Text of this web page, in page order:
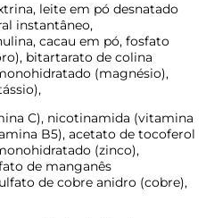
leite em pó desnatado
instantâneo,
cacau em pó, fosfato
bitartarato de colina
(magnésio),
C), nicotinamida (vitamina
B5), acetato de tocoferol
(zinco),
de manganês
de cobre anidro (cobre),